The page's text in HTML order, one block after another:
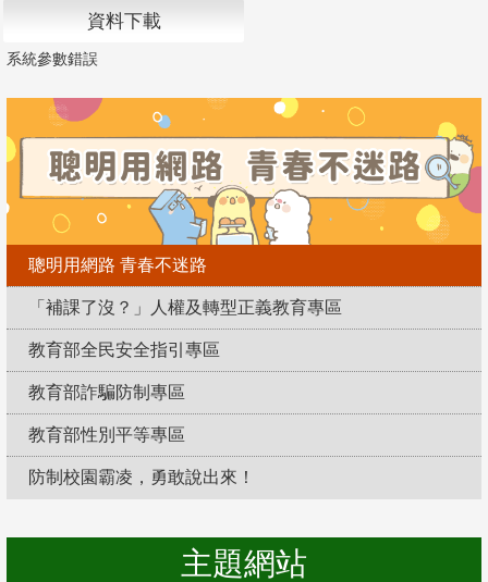
資料下載
系統參數錯誤
聰明用網路 青春不迷路
「補課了沒？」人權及轉型正義教育專區
教育部全民安全指引專區
教育部詐騙防制專區
教育部性別平等專區
防制校園霸凌，勇敢說出來！
主題網站